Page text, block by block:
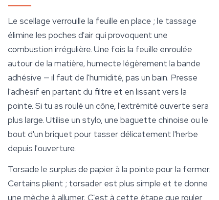
Le scellage verrouille la feuille en place ; le tassage
élimine les poches d'air qui provoquent une
combustion irrégulière. Une fois la feuille enroulée
autour de la matière, humecte légèrement la bande
adhésive — il faut de l'humidité, pas un bain. Presse
l'adhésif en partant du filtre et en lissant vers la
pointe. Si tu as roulé un cône, l'extrémité ouverte sera
plus large. Utilise un stylo, une baguette chinoise ou le
bout d'un briquet pour tasser délicatement l'herbe
depuis l'ouverture.
Torsade le surplus de papier à la pointe pour la fermer.
Certains plient ; torsader est plus simple et te donne
une mèche à allumer. C'est à cette étape que rouler